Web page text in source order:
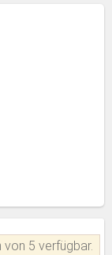
von 5 verfügbar.